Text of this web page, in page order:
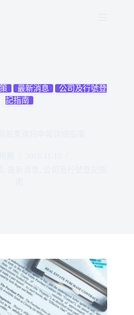
最新消息
公司及行號登
記指南